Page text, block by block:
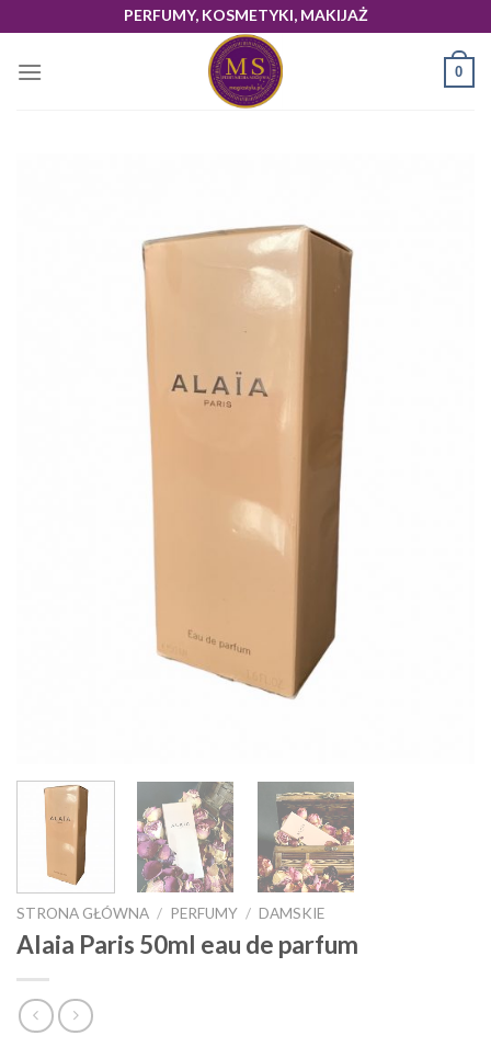
to
content
PERFUMY, KOSMETYKI, MAKIJAŻ
0
STRONA GŁÓWNA / PERFUMY / DAMSKIE
Alaia Paris 50ml eau de parfum